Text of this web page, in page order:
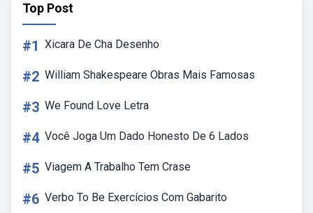
Top Post
#1 Xicara De Cha Desenho
#2 William Shakespeare Obras Mais Famosas
#3 We Found Love Letra
#4 Você Joga Um Dado Honesto De 6 Lados
#5 Viagem A Trabalho Tem Crase
#6 Verbo To Be Exercícios Com Gabarito